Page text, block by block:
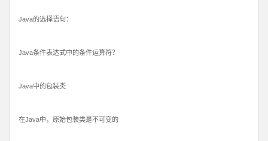
Java的选择语句：
Java条件表达式中的条件运算符？
Java中的包装类
在Java中，原始包装类是不可变的